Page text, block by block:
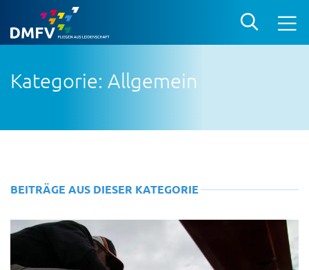
Kategorie: Allgemein
BEITRÄGE AUS DIESER KATEGORIE